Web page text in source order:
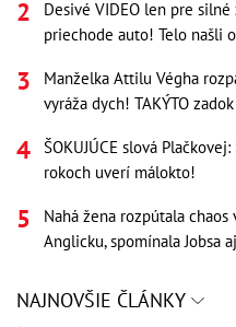
Desivé VIDEO len pre
priechode auto! Telo našli
Manželka Attilu Végha
vyráža dych! TAKÝTO
ŠOKUJÚCE slová
rokoch uverí málokto!
Nahá žena rozpútala chaos
Anglicku, spomínala Jobsa
NAJNOVŠIE ČLÁNKY